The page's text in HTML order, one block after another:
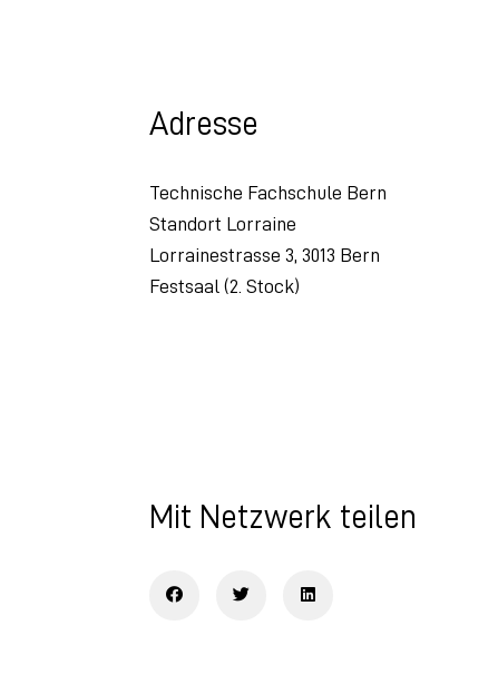
Adresse
Technische Fachschule Bern
Standort Lorraine
Lorrainestrasse 3, 3013 Bern
Festsaal (2. Stock)
Mit Netzwerk teilen